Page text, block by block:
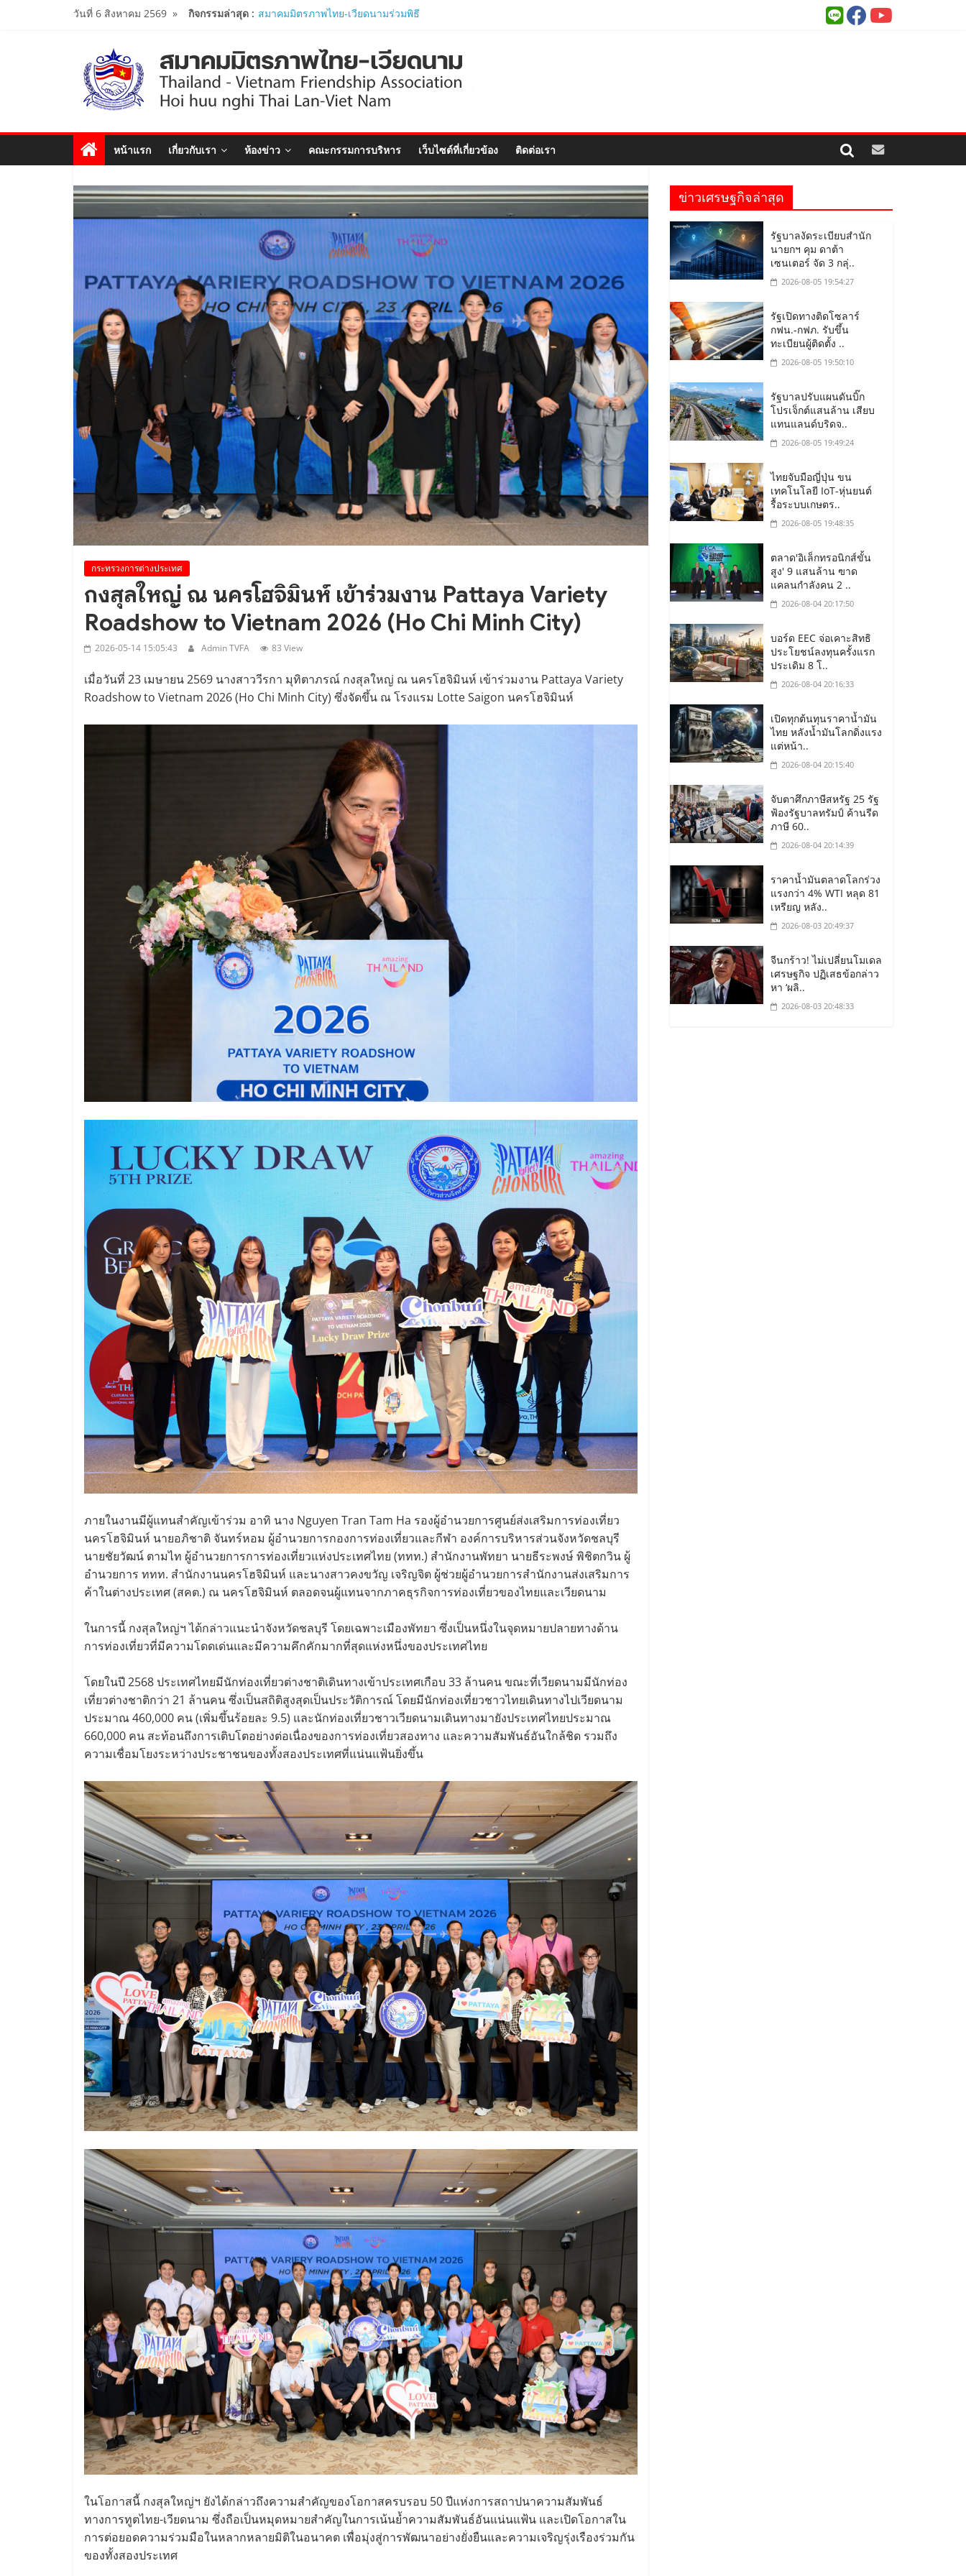
วันที่ 6 สิงหาคม 2569 » กิจกรรมล่าสุด : เปิดสถานกงสุลกิตติมศักดิ์เวียดนาม
Viet Nam Connect Forum ..
สมาคมร่วมนำนักศึกษาเวียดนาม
โครงการหลักสูตรภาษาอังกฤษเร่งรัด
ศึกษาดูงาน..
นายกสมาคมมิตรภาพไทย-เวียดนาม
เยือนเวียดนามอย่างเป็นทางการ..
งาน Thailand–Vietnam Business
Forum 2026 เฉลิมฉลอง 50 ปีความ
สัมพันธ์ทางการทูต..
สมาคมมิตรภาพไทย-เวียดนาม ประชุม
หารือกับ เอกอัครราชทูตสาธารณรัฐ
สังคมนิยมเวียดนาม ประจำประเทศไทย
..
หน้าแรก เกี่ยวกับเรา ห้องข่าว คณะกรรมการบริหาร เว็บไซต์ที่เกี่ยวข้อง ติดต่อเรา
กระทรวงการต่างประเทศ
กงสุลใหญ่ ณ นครโฮจิมินห์ เข้าร่วมงาน Pattaya Variety
Roadshow to Vietnam 2026 (Ho Chi Minh City)
2026-05-14 15:05:43 Admin TVFA 83 View
เมื่อวันที่ 23 เมษายน 2569 นางสาววีรกา มุทิตาภรณ์ กงสุลใหญ่ ณ นครโฮจิมินห์ เข้าร่วมงาน Pattaya Variety
Roadshow to Vietnam 2026 (Ho Chi Minh City) ซึ่งจัดขึ้น ณ โรงแรม Lotte Saigon นครโฮจิมินห์
ภายในงานมีผู้แทนสำคัญเข้าร่วม อาทิ นาง Nguyen Tran Tam Ha รองผู้อำนวยการศูนย์ส่งเสริมการท่องเที่ยว
นครโฮจิมินห์ นายอภิชาติ จันทร์หอม ผู้อำนวยการกองการท่องเที่ยวและกีฬา องค์การบริหารส่วนจังหวัดชลบุรี
นายชัยวัฒน์ ตามไท ผู้อำนวยการการท่องเที่ยวแห่งประเทศไทย (ททท.) สำนักงานพัทยา นายธีระพงษ์ พิชิตกวิน ผู้
อำนวยการ ททท. สำนักงานนครโฮจิมินห์ และนางสาวคงขวัญ เจริญจิต ผู้ช่วยผู้อำนวยการสำนักงานส่งเสริมการ
ค้าในต่างประเทศ (สคต.) ณ นครโฮจิมินห์ ตลอดจนผู้แทนจากภาคธุรกิจการท่องเที่ยวของไทยและเวียดนาม
ในการนี้ กงสุลใหญ่ฯ ได้กล่าวแนะนำจังหวัดชลบุรี โดยเฉพาะเมืองพัทยา ซึ่งเป็นหนึ่งในจุดหมายปลายทางด้าน
การท่องเที่ยวที่มีความโดดเด่นและมีความคึกคักมากที่สุดแห่งหนึ่งของประเทศไทย
โดยในปี 2568 ประเทศไทยมีนักท่องเที่ยวต่างชาติเดินทางเข้าประเทศเกือบ 33 ล้านคน ขณะที่เวียดนามมีนักท่อง
เที่ยวต่างชาติกว่า 21 ล้านคน ซึ่งเป็นสถิติสูงสุดเป็นประวัติการณ์ โดยมีนักท่องเที่ยวชาวไทยเดินทางไปเวียดนาม
ประมาณ 460,000 คน (เพิ่มขึ้นร้อยละ 9.5) และนักท่องเที่ยวชาวเวียดนามเดินทางมายังประเทศไทยประมาณ
660,000 คน สะท้อนถึงการเติบโตอย่างต่อเนื่องของการท่องเที่ยวสองทาง และความสัมพันธ์อันใกล้ชิด รวมถึง
ความเชื่อมโยงระหว่างประชาชนของทั้งสองประเทศที่แน่นแฟ้นยิ่งขึ้น
ในโอกาสนี้ กงสุลใหญ่ฯ ยังได้กล่าวถึงความสำคัญของโอกาสครบรอบ 50 ปีแห่งการสถาปนาความสัมพันธ์
ทางการทูตไทย-เวียดนาม ซึ่งถือเป็นหมุดหมายสำคัญในการเน้นย้ำความสัมพันธ์อันแน่นแฟ้น และเปิดโอกาสใน
การต่อยอดความร่วมมือในหลากหลายมิติในอนาคต เพื่อมุ่งสู่การพัฒนาอย่างยั่งยืนและความเจริญรุ่งเรืองร่วมกัน
ของทั้งสองประเทศ
ข่าวเศรษฐกิจล่าสุด
รัฐบาลงัดระเบียบสำนัก
นายกฯ คุม ดาต้า
เซนเตอร์ จัด 3 กลุ่..
2026-08-05 19:54:27
รัฐเปิดทางติดโซลาร์
กฟน.-กฟภ. รับขึ้น
ทะเบียนผู้ติดตั้ง ..
2026-08-05 19:50:10
รัฐบาลปรับแผนดันบิ๊ก
โปรเจ็กต์แสนล้าน เสียบ
แทนแลนด์บริดจ..
2026-08-05 19:49:24
ไทยจับมือญี่ปุ่น ขน
เทคโนโลยี IoT-หุ่นยนต์
รื้อระบบเกษตร..
2026-08-05 19:48:35
ตลาด'อิเล็กทรอนิกส์ขั้น
สูง' 9 แสนล้าน ฃาด
แคลนกำลังคน 2 ..
2026-08-04 20:17:50
บอร์ด EEC จ่อเคาะสิทธิ
ประโยชน์ลงทุนครั้งแรก
ประเดิม 8 โ..
2026-08-04 20:16:33
เปิดทุกต้นทุนราคาน้ำมัน
ไทย หลังน้ำมันโลกดิ่งแรง
แต่หน้า..
2026-08-04 20:15:40
จับตาศึกภาษีสหรัฐ 25 รัฐ
ฟ้องรัฐบาลทรัมป์ ค้านรีด
ภาษี 60..
2026-08-04 20:14:39
ราคาน้ำมันตลาดโลกร่วง
แรงกว่า 4% WTI หลุด 81
เหรียญ หลัง..
2026-08-03 20:49:37
จีนกร้าว! ไม่เปลี่ยนโมเดล
เศรษฐกิจ ปฏิเสธข้อกล่าว
หา ‘ผลิ..
2026-08-03 20:48:33